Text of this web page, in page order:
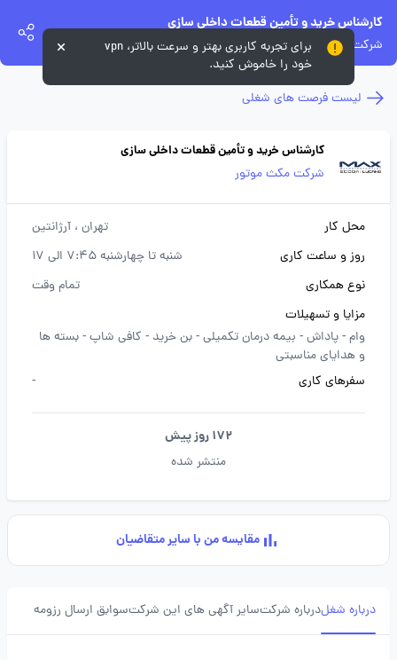
کارشناس خرید و تأمین قطعات داخلی سازی
شرکت مکث موتور
لیست فرصت های شغلی
کارشناس خرید و تأمین قطعات داخلی سازی
شرکت مکث موتور
محل کار تهران ، آرژانتین
روز و ساعت کاری
شنبه تا چهارشنبه 7:45 الی 17
نوع همکاری
تمام وقت
مزایا و تسهیلات
وام -پاداش - بیمه درمان تکمیلی -بن خرید - کافی شاپ -بسته ها
و هدایای مناسبتی
سفرهای کاری
-
172 روز پیش
منتشر شده
مقایسه من با سایر متقاضیان
درباره شغلدرباره شرکتسایر آگهی های این شرکتسوابق ارسال رزومه
برای تجربه کاربری بهتر و سرعت بالاتر، vpn
خود را خاموش کنید.